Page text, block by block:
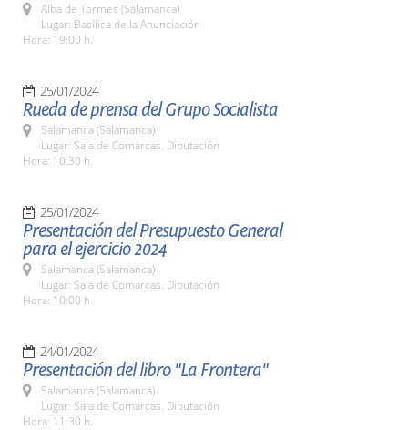
Alba de Tormes (Salamanca)
Lugar: Basílica de la Anunciación
Hora: 19:00 h.
25/01/2024
Rueda de prensa del Grupo Socialista
Salamanca (Salamanca)
Lugar: Sala de Comarcas. Diputación
Hora: 10:30 h.
25/01/2024
Presentación del Presupuesto General
para el ejercicio 2024
Salamanca (Salamanca)
Lugar: Sala de Comarcas. Diputación
Hora: 10:00 h.
24/01/2024
Presentación del libro "La Frontera"
Salamanca (Salamanca)
Lugar: Sala de Comarcas. Diputación
Hora: 11:30 h.